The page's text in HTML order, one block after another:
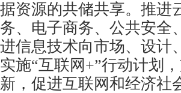
据资源的共储共享。推进
务、电子商务、 公共安全
进信息技术向市场、设计
实施“互联网+”行动计划
新，促进互联网和经济社